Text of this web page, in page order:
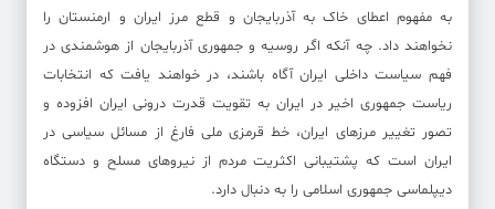
به مفهوم اعطای خاک به آذربایجان و قطع مرز ایران و ارمنستان را
نخواهند داد. چه آنکه اگر روسیه و جمهوری آذربایجان از هوشمندی در
فهم سیاست داخلی ایران آگاه باشند، در خواهند یافت که انتخابات
ریاست جمهوری اخیر در ایران به تقویت قدرت درونی ایران افزوده و
تصور تغییر مرزهای ایران، خط قرمزی ملی فارغ از مسائل سیاسی در
ایران است که پشتیبانی اکثریت مردم از نیروهای مسلح و دستگاه
دیپلماسی جمهوری اسلامی را به دنبال دارد.